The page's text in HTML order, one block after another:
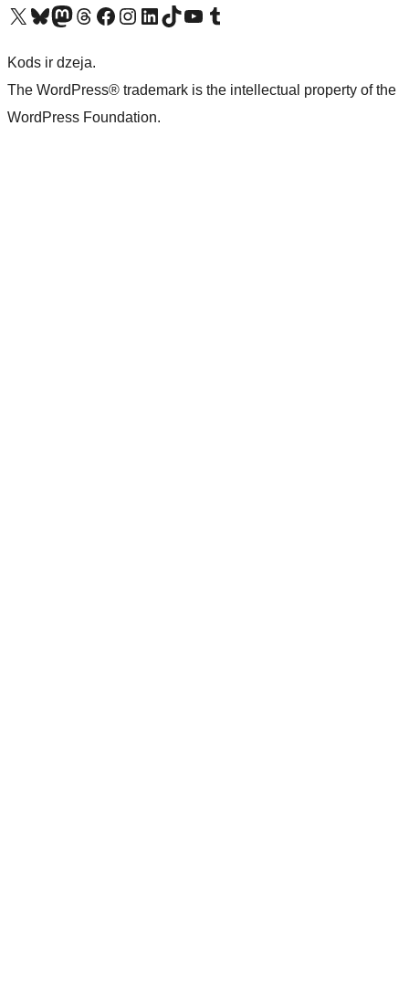
Apmeklējiet mūsu X (agrāk Twitter) kontu
Apmeklējiet mūsu Bluesky kontu
Apmeklējiet mūsu Mastodon kontu
Apmeklējiet mūsu Threads kontu
Apmeklējiet mūsu Facebook lapuApmeklējiet mūsu Instagram kontu
Apmeklējiet mūsu LinkedIn kontu
Apmeklējiet mūsu TikTok kontu
Apmeklējiet mūsu YouTube kanālu
Apmeklējiet mūsu Tumblr kontu
Kods ir dzeja.
The WordPress® trademark is the intellectual property of the
WordPress Foundation.